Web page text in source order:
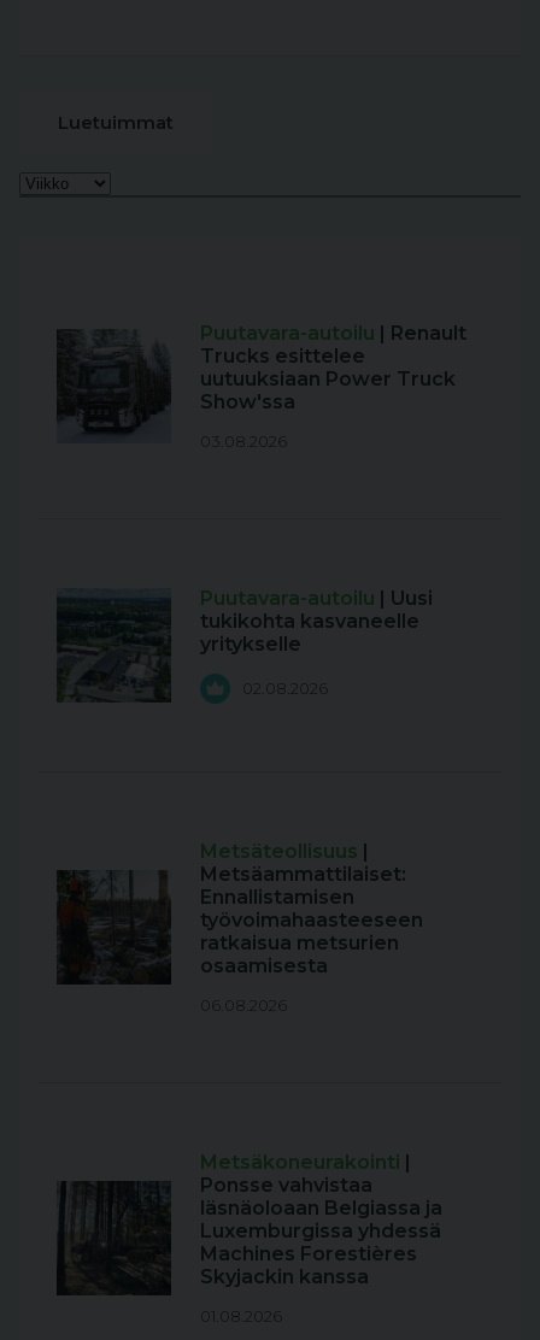
Luetuimmat
Puutavara-autoilu | Renault
Trucks esittelee
uutuuksiaan Power Truck
Show'ssa
03.08.2026
Puutavara-autoilu | Uusi
tukikohta kasvaneelle
yritykselle
02.08.2026
Metsäteollisuus |
Metsäammattilaiset:
Ennallistamisen
työvoimahaasteeseen
ratkaisua metsurien
osaamisesta
06.08.2026
Metsäkoneurakointi |
Ponsse vahvistaa
läsnäoloaan Belgiassa ja
Luxemburgissa yhdessä
Machines Forestières
Skyjackin kanssa
01.08.2026